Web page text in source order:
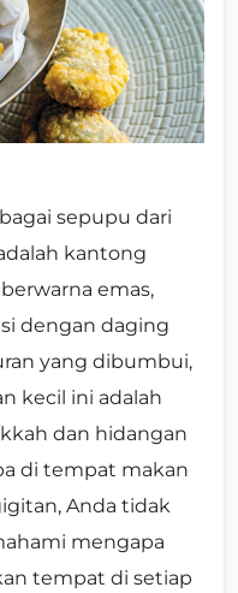
sepupu dari
kantong
emas,
dengan daging
yang dibumbui,
kecil ini adalah
dan hidangan
di tempat makan
Anda tidak
mengapa
tempat di setiap